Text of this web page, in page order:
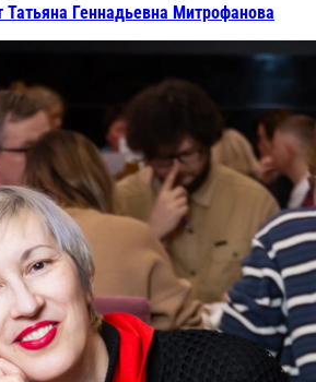
Геннадьевна Митрофанова